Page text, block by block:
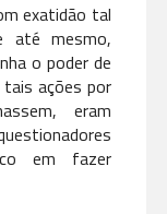
exatidão tal
até mesmo,
o poder de
ações por
eram
em fazer